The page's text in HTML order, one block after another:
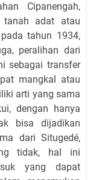
Cipanengah,
tanah adat atau
tahun 1934,
peralihan dari
sebagai transfer
mangkal atau
arti yang sama
dengan hanya
bisa dijadikan
dari Situgedé,
tidak, hal ini
yang dapat